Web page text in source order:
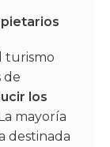
turismo
de
los
mayoría
destinada